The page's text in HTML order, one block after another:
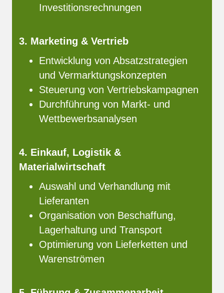
Investitionsrechnungen
3. Marketing & Vertrieb
Entwicklung von Absatzstrategien
und Vermarktungskonzepten
Steuerung von Vertriebskampagnen
Durchführung von Markt- und
Wettbewerbsanalysen
4. Einkauf, Logistik &
Materialwirtschaft
Auswahl und Verhandlung mit
Lieferanten
Organisation von Beschaffung,
Lagerhaltung und Transport
Optimierung von Lieferketten und
Warenströmen